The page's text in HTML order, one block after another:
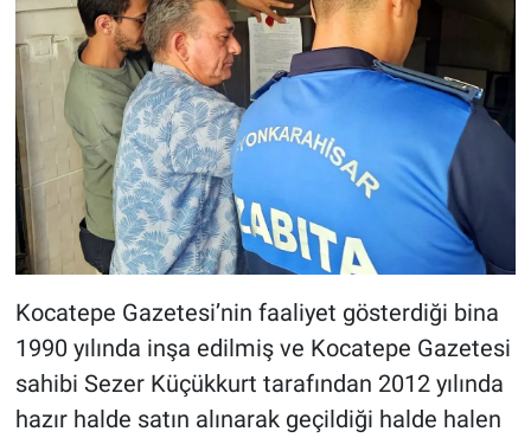
Kocatepe Gazetesi’nin faaliyet gösterdiği bina
1990 yılında inşa edilmiş ve Kocatepe Gazetesi
sahibi Sezer Küçükkurt tarafından 2012 yılında
hazır halde satın alınarak geçildiği halde halen